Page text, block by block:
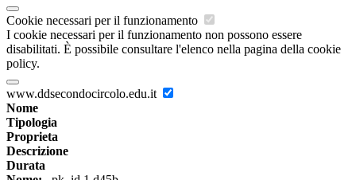
Cookie necessari per il funzionamento
I cookie necessari per il funzionamento non possono essere
disabilitati. È possibile consultare l'elenco nella pagina della cookie
policy.
www.ddsecondocircolo.edu.it
Nome
Tipologia
Proprieta
Descrizione
Durata